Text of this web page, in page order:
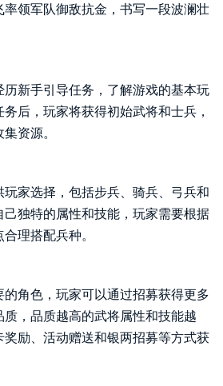
领军队御敌抗金，书写一段波澜壮
新手引导任务，了解游戏的基本玩
后，玩家将获得初始武将和士兵，
资源。
家选择，包括步兵、骑兵、弓兵和
独特的属性和技能，玩家需要根据
理搭配兵种。
角色，玩家可以通过招募获得更多
，品质越高的武将属性和技能越
励、活动赠送和银两招募等方式获